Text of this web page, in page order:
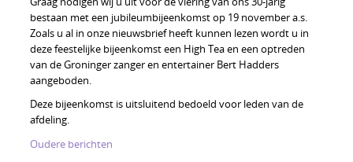
bestaan met een jubileumbijeenkomst op 19 november a.s.
Zoals u al in onze nieuwsbrief heeft kunnen lezen wordt u in
deze feestelijke bijeenkomst een High Tea en een optreden
van de Groninger zanger en entertainer Bert Hadders
aangeboden.
Deze bijeenkomst is uitsluitend bedoeld voor leden van de
afdeling.
Berichtennavigatie
Oudere berichten